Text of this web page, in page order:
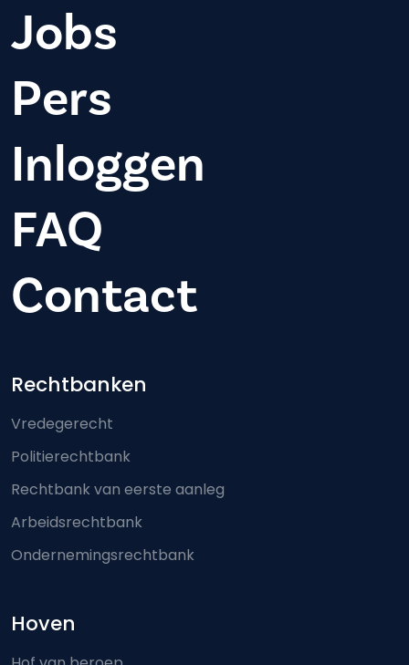
Jobs
Pers
Inloggen
FAQ
Contact
Footer-menu
Rechtbanken
Vredegerecht
Politierechtbank
Rechtbank van eerste aanleg
Arbeidsrechtbank
Ondernemingsrechtbank
Hoven